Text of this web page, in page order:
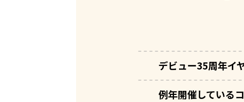
デビュー35周年イ
例年開催している